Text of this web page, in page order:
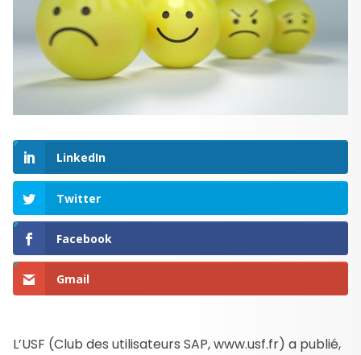
LinkedIn
Twitter
Facebook
Gmail
L’USF (Club des utilisateurs SAP, www.usf.fr) a publié,